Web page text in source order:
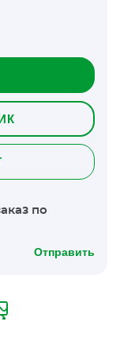
по
Отправить